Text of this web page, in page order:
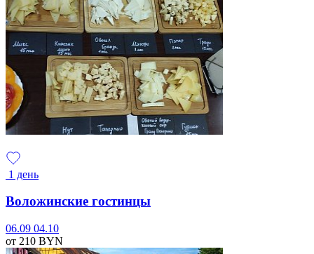
1 день
Воложинские гостинцы
06.09 04.10
от 210 BYN